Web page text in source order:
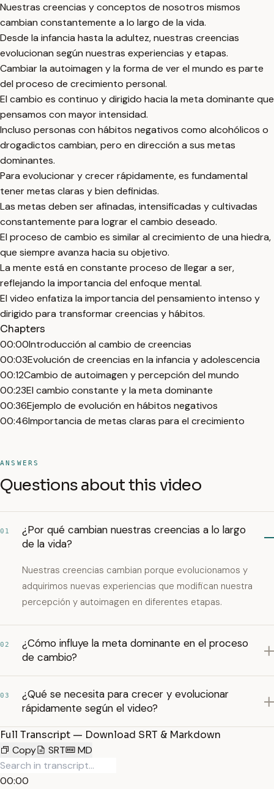
Nuestras creencias y conceptos de nosotros mismos
cambian constantemente a lo largo de la vida.
Desde la infancia hasta la adultez, nuestras creencias
evolucionan según nuestras experiencias y etapas.
Cambiar la autoimagen y la forma de ver el mundo es parte
del proceso de crecimiento personal.
El cambio es continuo y dirigido hacia la meta dominante que
pensamos con mayor intensidad.
Incluso personas con hábitos negativos como alcohólicos o
drogadictos cambian, pero en dirección a sus metas
dominantes.
Para evolucionar y crecer rápidamente, es fundamental
tener metas claras y bien definidas.
Las metas deben ser afinadas, intensificadas y cultivadas
constantemente para lograr el cambio deseado.
El proceso de cambio es similar al crecimiento de una hiedra,
que siempre avanza hacia su objetivo.
La mente está en constante proceso de llegar a ser,
reflejando la importancia del enfoque mental.
El video enfatiza la importancia del pensamiento intenso y
dirigido para transformar creencias y hábitos.
Chapters
00:00Introducción al cambio de creencias
00:03Evolución de creencias en la infancia y adolescencia
00:12Cambio de autoimagen y percepción del mundo
00:23El cambio constante y la meta dominante
00:36Ejemplo de evolución en hábitos negativos
00:46Importancia de metas claras para el crecimiento
ANSWERS
Questions about this video
01
¿Por qué cambian nuestras creencias a lo largo
de la vida?
Nuestras creencias cambian porque evolucionamos y
adquirimos nuevas experiencias que modifican nuestra
percepción y autoimagen en diferentes etapas.
02
¿Cómo influye la meta dominante en el proceso
de cambio?
03
¿Qué se necesita para crecer y evolucionar
rápidamente según el video?
Full Transcript — Download SRT & Markdown
Copy
SRT MD
00:00